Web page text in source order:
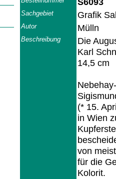
Sachgebiet Grafik
Autor Mülln
Beschreibung
Die
Karl
14,5 cm
(* 15.
in Wien
von
für die
Kolorit.